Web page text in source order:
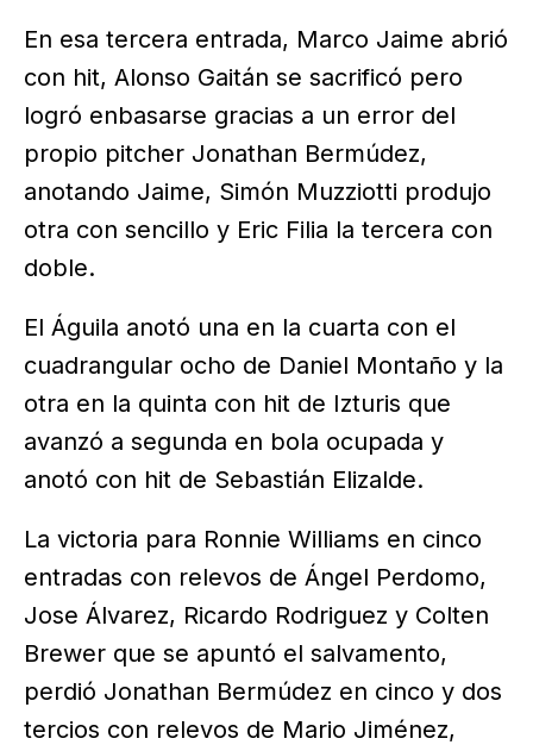
En esa tercera entrada, Marco Jaime abrió
con hit, Alonso Gaitán se sacrificó pero
logró enbasarse gracias a un error del
propio pitcher Jonathan Bermúdez,
anotando Jaime, Simón Muzziotti produjo
otra con sencillo y Eric Filia la tercera con
doble.
El Águila anotó una en la cuarta con el
cuadrangular ocho de Daniel Montaño y la
otra en la quinta con hit de Izturis que
avanzó a segunda en bola ocupada y
anotó con hit de Sebastián Elizalde.
La victoria para Ronnie Williams en cinco
entradas con relevos de Ángel Perdomo,
Jose Álvarez, Ricardo Rodriguez y Colten
Brewer que se apuntó el salvamento,
perdió Jonathan Bermúdez en cinco y dos
tercios con relevos de Mario Jiménez,